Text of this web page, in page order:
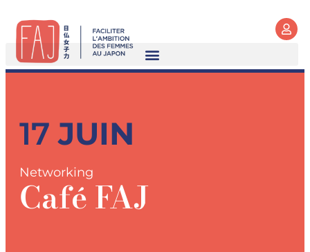
17JUIN
Networking
Café FAJ